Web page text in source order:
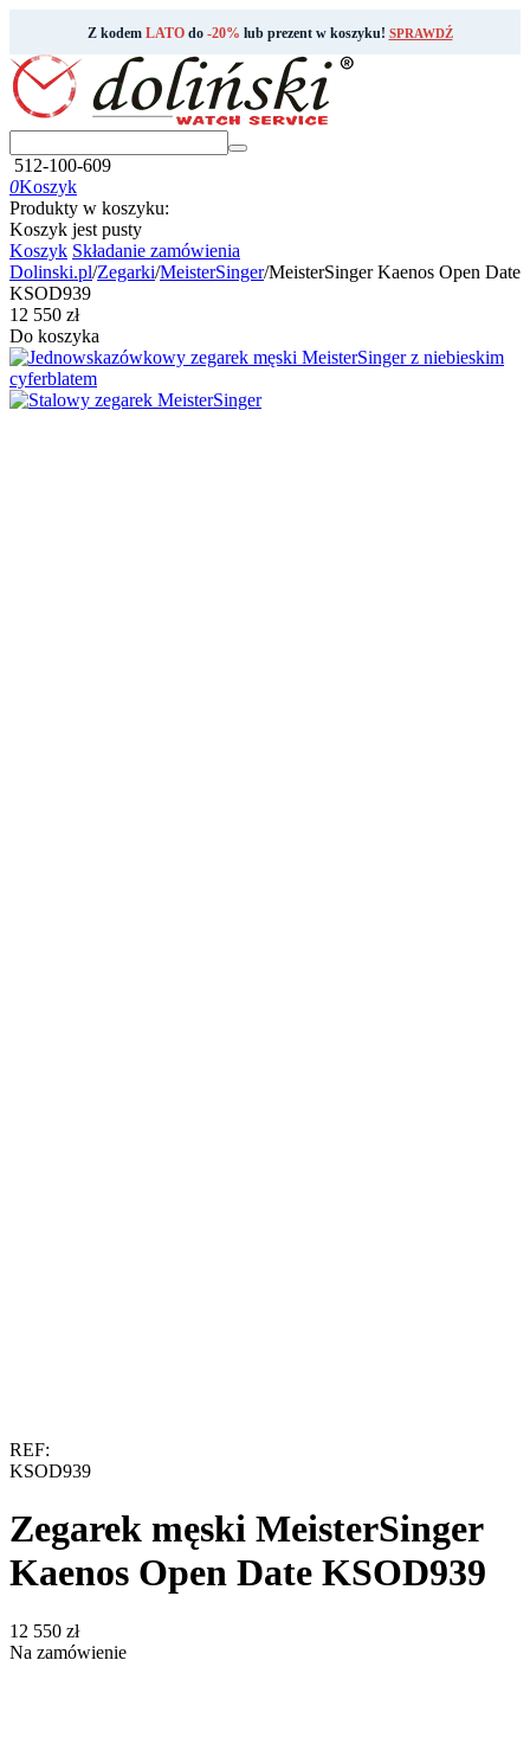
Z kodem LATOdo -20% lub prezent w koszyku! SPRAWDŹ
512-100-609
0Koszyk
Produkty w koszyku:
Koszyk jest pusty
Koszyk Składanie zamówienia
Dolinski.pl/Zegarki/MeisterSinger/MeisterSinger Kaenos Open Date
KSOD939
‍12 550‍ zł
Do koszyka
REF:
KSOD939
Zegarek męski MeisterSinger
Kaenos Open Date KSOD939
‍12 550‍ zł
Na zamówienie